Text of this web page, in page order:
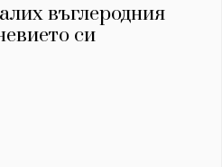
въглеродния
си